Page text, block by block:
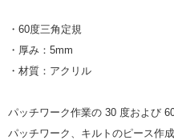
・60度三角定規
・厚み：5mm
・材質：アクリル
パッチワーク作業の 30 度および
パッチワーク、キルトのピース作